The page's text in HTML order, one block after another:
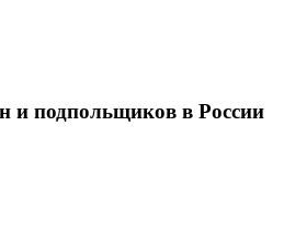
и подпольщиков в России